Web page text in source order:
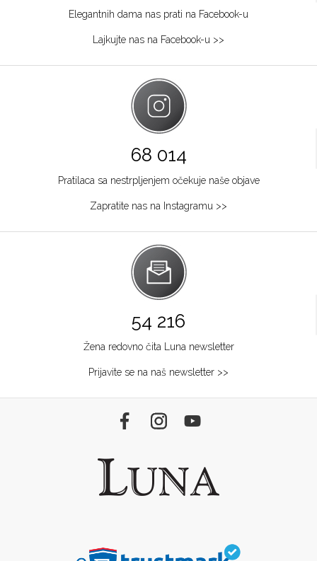
Elegantnih dama nas prati na Facebook-u
Lajkujte nas na Facebook-u >>
68 014
Pratilaca sa nestrpljenjem očekuje naše objave
Zapratite nas na Instagramu >>
54 216
Žena redovno čita Luna newsletter
Prijavite se na naš newsletter >>